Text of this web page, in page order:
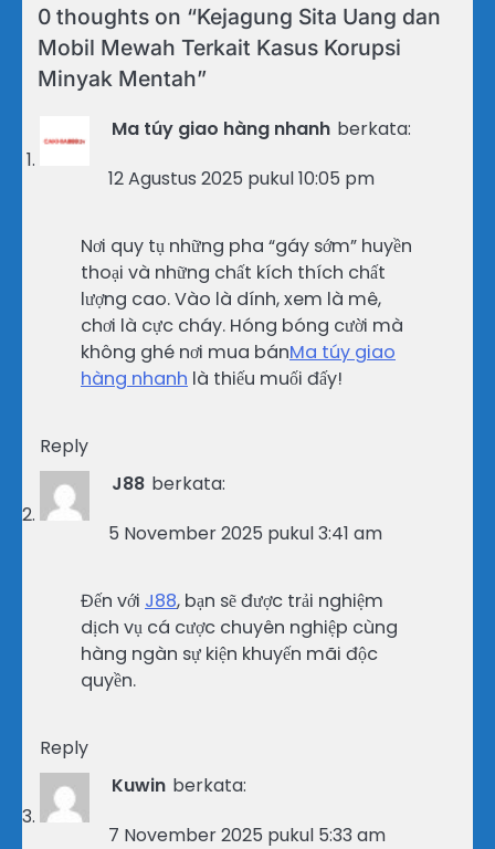
0 thoughts on “Kejagung Sita Uang dan
Mobil Mewah Terkait Kasus Korupsi
Minyak Mentah”
Ma túy giao hàng nhanh berkata:
12 Agustus 2025 pukul 10:05 pm
Nơi quy tụ những pha “gáy sớm” huyền
thoại và những chất kích thích chất
lượng cao. Vào là dính, xem là mê,
chơi là cực cháy. Hóng bóng cười mà
không ghé nơi mua bánMa túy giao
hàng nhanh là thiếu muối đấy!
Reply
J88 berkata:
5 November 2025 pukul 3:41 am
Đến với J88, bạn sẽ được trải nghiệm
dịch vụ cá cược chuyên nghiệp cùng
hàng ngàn sự kiện khuyến mãi độc
quyền.
Reply
Kuwin berkata:
7 November 2025 pukul 5:33 am